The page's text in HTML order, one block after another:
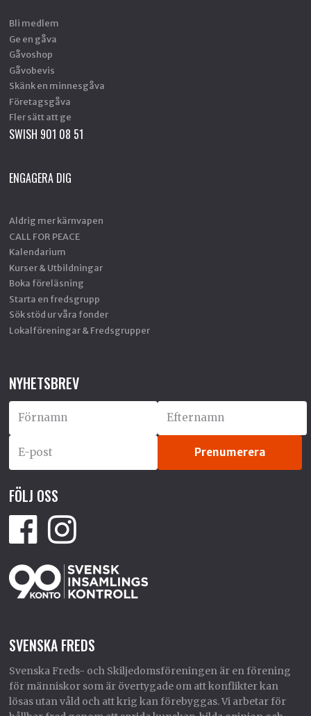
Bli medlem
Ge en gåva
Gåvoshop
Gåvobevis
Skänk en minnesgåva
Företagsgåva
Fler sätt att ge
SWISH 901 08 51
ENGAGERA DIG
Aldrig mer kärnvapen
CALL FOR PEACE
Kalendarium
Kurser & Utbildningar
Boka föreläsning
Starta en fredsgrupp
Sök stöd ur våra fonder
Lokalföreningar & Fredsgrupper
NYHETSBREV
FÖLJ OSS
SVENSKA FREDS
Svenska Freds- och Skiljedomsföreningen är en förening
för människor som är övertygade om att konflikter kan
lösas utan våld och att krig kan förebyggas. Vi arbetar för